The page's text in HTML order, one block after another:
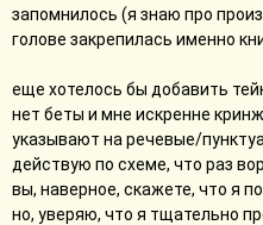
запомнилось (я знаю про
голове закрепилась именно
еще хотелось бы добавить
нет беты и мне искренне
указывают на речевые/
действую по схеме, что раз
вы, наверное, скажете, что я
но, уверяю, что я тщательно